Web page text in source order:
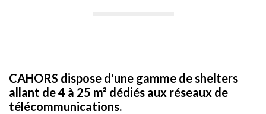
CAHORS dispose d'une gamme de shelters
allant de 4 à 25 m² dédiés aux réseaux de
télécommunications.